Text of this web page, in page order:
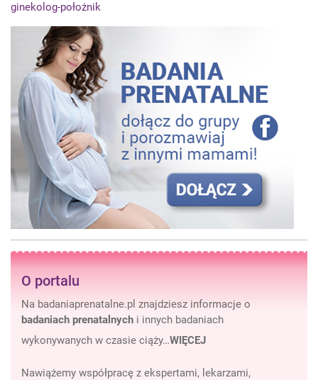
ginekolog-położnik
O portalu
Na badaniaprenatalne.pl znajdziesz informacje o
badaniach prenatalnych i innych badaniach
wykonywanych w czasie ciąży…WIĘCEJ
Nawiążemy współpracę z ekspertami, lekarzami,